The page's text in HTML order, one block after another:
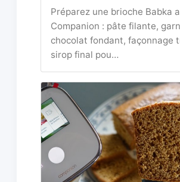
Préparez une brioche Babka
Companion : pâte filante,
chocolat fondant, façonnage
sirop final pou…